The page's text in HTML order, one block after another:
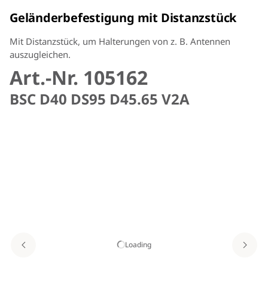
Geländerbefestigung mit Distanzstück
Mit Distanzstück, um Halterungen von z. B. Antennen
auszugleichen.
Art.-Nr. 105162
BSC D40 DS95 D45.65 V2A
Loading